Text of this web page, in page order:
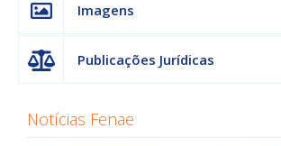
Imagens
Publicações Jurídicas
Notícias Fenae